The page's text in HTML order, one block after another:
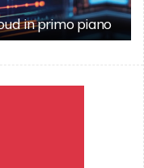
in primo piano